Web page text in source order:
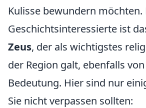
Kulisse bewundern möchten.
Geschichtsinteressierte ist
Zeus, der als wichtigstes
der Region galt, ebenfalls
Bedeutung. Hier sind nur
Sie nicht verpassen sollten: